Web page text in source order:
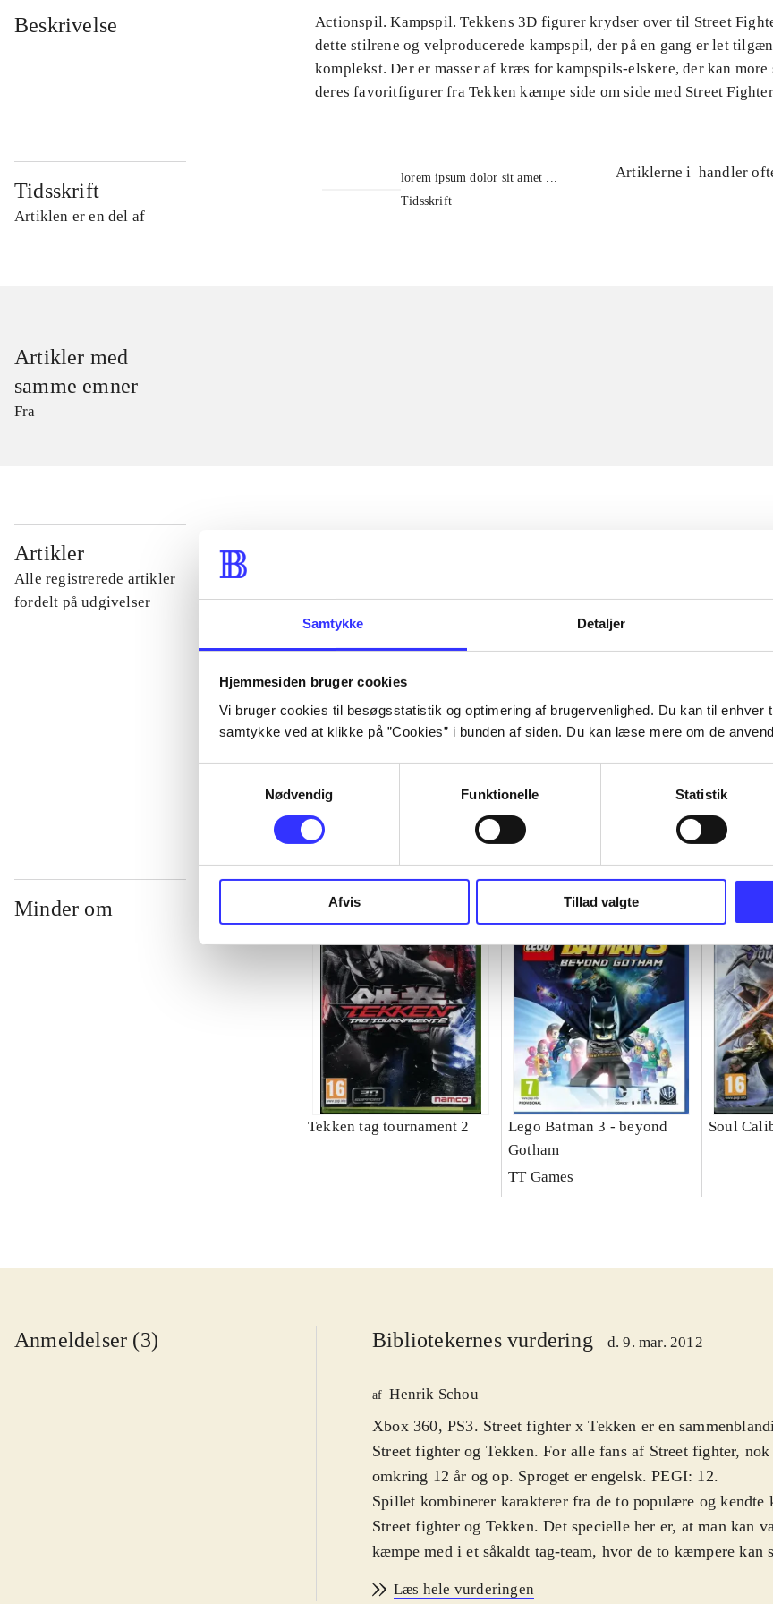
Samtykke Detaljer
Hjemmesiden bruger cookies
Vi bruger cookies til besøgsstatistik og optimering af brugervenlighed. Du kan til
samtykke ved at klikke på ”Cookies” i bunden af siden. Du kan læse mere om de
Nødvendig
Funktionelle Statistik
Afvis Tillad valgte
Beskrivelse
Actionspil. Kampspil. Tekkens 3D figurer krydser over til Street
dette stilrene og velproducerede kampspil, der på en gang er let
komplekst. Der er masser af kræs for kampspils-elskere, der kan more
deres favoritfigurer fra Tekken kæmpe side om side med Street
Tidsskrift
Artiklen er en del af
lorem ipsum dolor sit amet ...
Tidsskrift
Artiklerne i handler
Artikler med
samme emner
Fra
Artikler
Alle registrerede artikler
fordelt på udgivelser
...
...
Minder om
Tekken tag tournament 2
Lego Batman 3 - beyond
Gotham
TT Games
Soul
Anmeldelser (3) Bibliotekernes vurdering d. 9. mar. 2012
af Henrik Schou
Xbox 360, PS3. Street fighter x Tekken er en
Street fighter og Tekken. For alle fans af Street fighter,
omkring 12 år og op. Sproget er engelsk. PEGI: 12.
Spillet kombinerer karakterer fra de to populære og kendte
Street fighter og Tekken. Det specielle her er, at man kan
kæmpe med i et såkaldt tag-team, hvor de to kæmpere kan
Læs hele vurderingen